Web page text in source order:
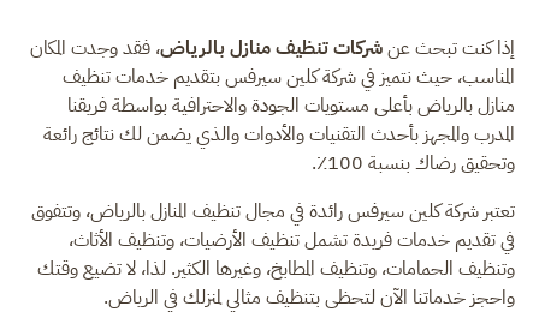
إذا كنت تبحث عنشركات تنظيف منازل بالرياض، فقد وجدت المكان
المناسب، حيث نتميز في شركة كلين سيرفس بتقديم خدمات تنظيف
منازل بالرياض بأعلى مستويات الجودة والاحترافية بواسطة فريقنا
المدرب والمجهز بأحدث التقنيات والأدوات والذي يضمن لك نتائج رائعة
وتحقيق رضاك بنسبة 100٪.
تعتبر شركة كلين سيرفس رائدة في مجال تنظيف المنازل بالرياض، وتتفوق
في تقديم خدمات فريدة تشمل تنظيف الأرضيات، وتنظيف الأثاث،
وتنظيف الحمامات، وتنظيف المطابخ، وغيرها الكثير. لذا، لا تضيع وقتك
واحجز خدماتنا الآن لتحظى بتنظيف مثالي لمنزلك في الرياض.